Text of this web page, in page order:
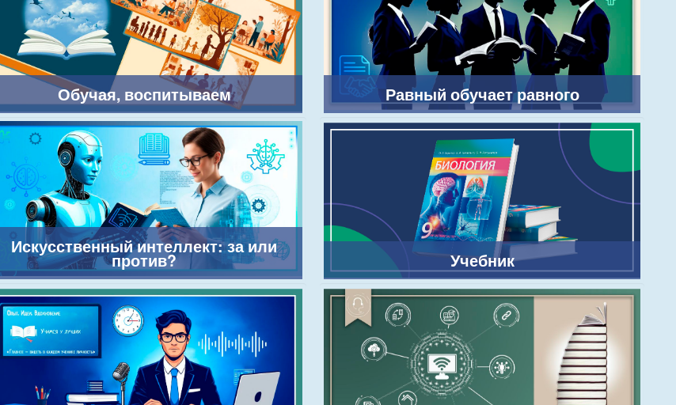
Обучая, воспитываем
Искусственный интеллект: за или
против?
Равный обучает равного
Учебник